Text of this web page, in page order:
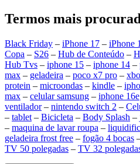
Termos mais
Black Friday – iPhone 17 – iPhone
Copa – S26 – Hub de Conteúdo –
Hub Tvs – iphone 15 – iphone 14 –
max – geladeira – poco x7 pro –
protein – microondas – kindle –
max – celular samsung – iphone 16e
ventilador– nintendo switch 2 –
– tablet – Bicicleta – Body Splash –
– maquina de lavar roupa –
geladeira frost free – fogão 4 bocas
TV 50 polegadas – TV 32